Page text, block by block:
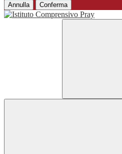
Annulla Conferma